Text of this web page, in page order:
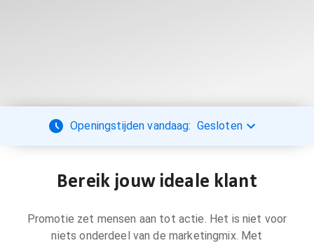
Openingstijden vandaag: Gesloten
Bereik jouw ideale klant
Promotie zet mensen aan tot actie. Het is niet voor
niets onderdeel van de marketingmix. Met